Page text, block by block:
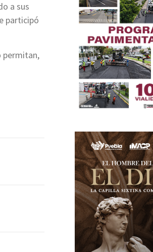
a sus
participó
permitan,